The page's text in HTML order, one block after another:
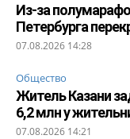
Из-за
Петербурга
07.08.2026 14:28
Общество
Житель Казани
6,2 млн у
07.08.2026 14:21